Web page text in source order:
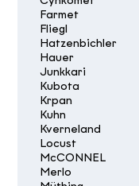
Farmet
Fliegl
Hatzenbichler
Hauer
Junkkari
Kubota
Krpan
Kuhn
Kverneland
Locust
McCONNEL
Merlo